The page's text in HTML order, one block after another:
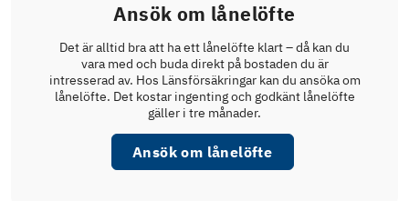
Ansök om lånelöfte
Det är alltid bra att ha ett lånelöfte klart – då kan du
vara med och buda direkt på bostaden du är
intresserad av. Hos Länsförsäkringar kan du ansöka om
lånelöfte. Det kostar ingenting och godkänt lånelöfte
gäller i tre månader.
Ansök om lånelöfte